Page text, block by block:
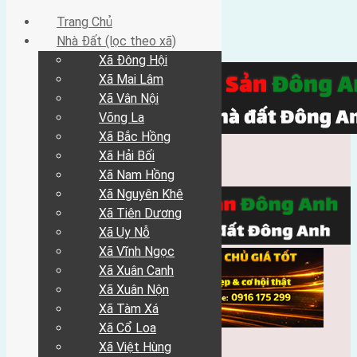
Trang Chủ
Trang Chủ
Nhà Đất (lọc theo xã)
Xã Đông Hội
Xã Mai Lâm
Xã Vân Nội
Võng La
Xã Bắc Hồng
Xã Hải Bối
Xã Nam Hồng
Xã Nguyên Khê
Xã Tiên Dương
Xã Uy Nỗ
Xã Vĩnh Ngọc
Xã Xuân Canh
Xã Xuân Nộn
Xã Tàm Xá
Xã Cổ Loa
Xã Việt Hùng